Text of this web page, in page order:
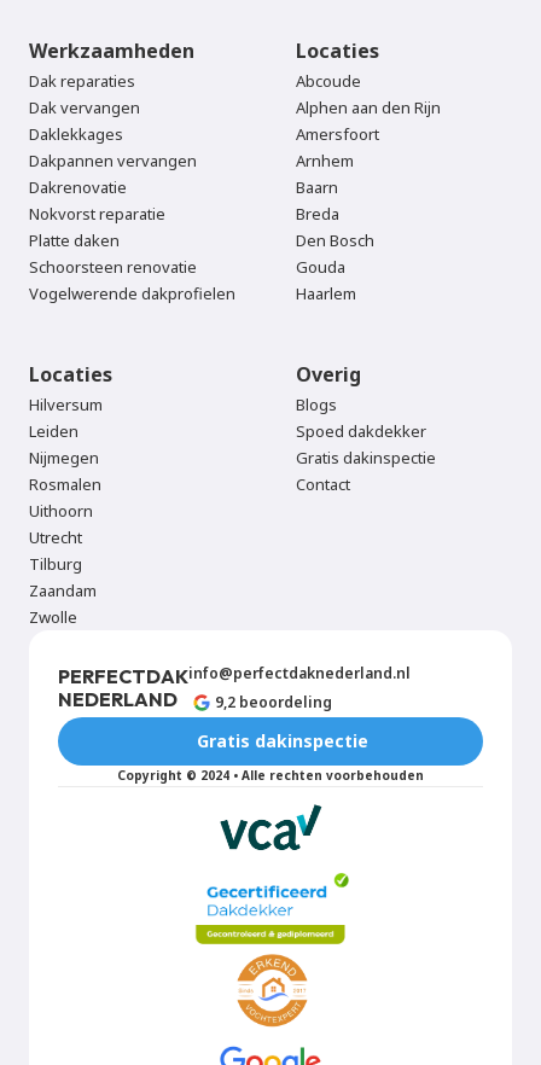
Werkzaamheden
Dak reparaties
Dak vervangen
Daklekkages
Dakpannen vervangen
Dakrenovatie
Nokvorst reparatie
Platte daken
Schoorsteen renovatie
Vogelwerende dakprofielen
Locaties
Abcoude
Alphen aan den Rijn
Amersfoort
Arnhem
Baarn
Breda
Den Bosch
Gouda
Haarlem
Locaties
Hilversum
Leiden
Nijmegen
Rosmalen
Uithoorn
Utrecht
Tilburg
Zaandam
Zwolle
Overig
Blogs
Spoed dakdekker
Gratis dakinspectie
Contact
PERFECTDAK
NEDERLAND
info@perfectdaknederland.nl
9,2 beoordeling
Gratis dakinspectie
Copyright © 2024 • Alle rechten voorbehouden